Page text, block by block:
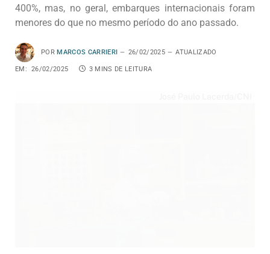
400%, mas, no geral, embarques internacionais foram
menores do que no mesmo período do ano passado.
POR MARCOS CARRIERI 26/02/2025 ATUALIZADO
EM: 26/02/2025 3 MINS DE LEITURA